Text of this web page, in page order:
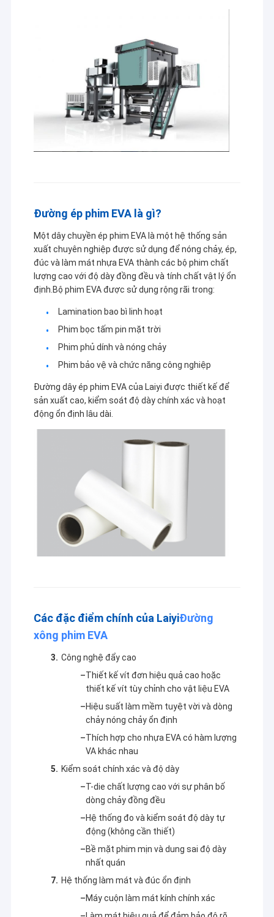
Các sản phẩm
Về chúng tôi
Đường ép phim EVA là gì?
Một dây chuyền ép phim EVA là một hệ thống sản
xuất chuyên nghiệp được sử dụng để nóng chảy, ép,
đúc và làm mát nhựa EVA thành các bộ phim chất
lượng cao với độ dày đồng đều và tính chất vật lý ổn
định.Bộ phim EVA được sử dụng rộng rãi trong:
Lamination bao bì linh hoạt
Phim bọc tấm pin mặt trời
Phim phủ dính và nóng chảy
Phim bảo vệ và chức năng công nghiệp
Đường dây ép phim EVA của Laiyi được thiết kế để
sản xuất cao, kiểm soát độ dày chính xác và hoạt
động ổn định lâu dài.
Các đặc điểm chính của LaiyiĐường
xông phim EVA
Công nghệ đẩy cao
Thiết kế vít đơn hiệu quả cao hoặc
thiết kế vít tùy chỉnh cho vật liệu EVA
Hiệu suất làm mềm tuyệt vời và dòng
chảy nóng chảy ổn định
Thích hợp cho nhựa EVA có hàm lượng
VA khác nhau
Kiểm soát chính xác và độ dày
T-die chất lượng cao với sự phân bố
dòng chảy đồng đều
Hệ thống đo và kiểm soát độ dày tự
động (không cần thiết)
Bề mặt phim mịn và dung sai độ dày
nhất quán
Hệ thống làm mát và đúc ổn định
Máy cuộn làm mát kính chính xác
Jiangsu Laiyi Packing Machinery Co., Ltd được thành lập
vào năm 2007 và chuyển đến quận Jintan vào năm 2015.
The new factory with enlarged scale and advanced